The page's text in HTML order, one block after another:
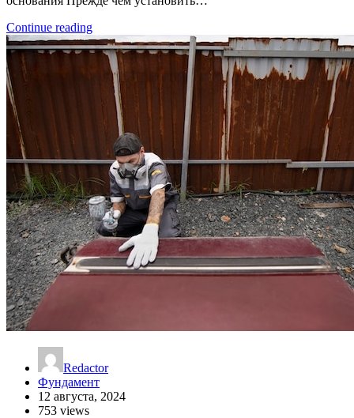
Continue reading
Redactor
Фундамент
12 августа, 2024
753 views